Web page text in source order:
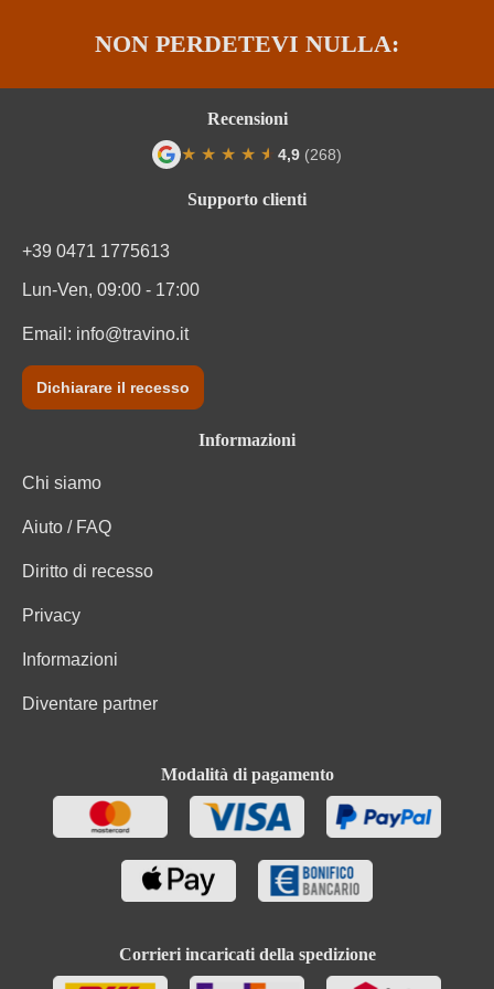
NON PERDETEVI NULLA:
Supporto clienti
+39 0471 1775613
Lun-Ven, 09:00 - 17:00
Email: info@travino.it
Dichiarare il recesso
Informazioni
Chi siamo
Aiuto / FAQ
Diritto di recesso
Privacy
Informazioni
Diventare partner
Modalità di pagamento
Corrieri incaricati della spedizione
Recensioni
★ ★ ★ ★ ★
★ 4,9 (268)